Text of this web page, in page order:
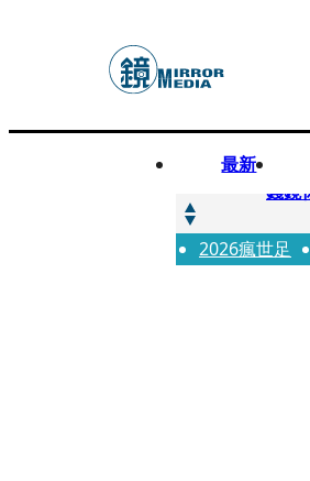
最新
快訊
錢鏡
快訊
鏡大
2026瘋世足